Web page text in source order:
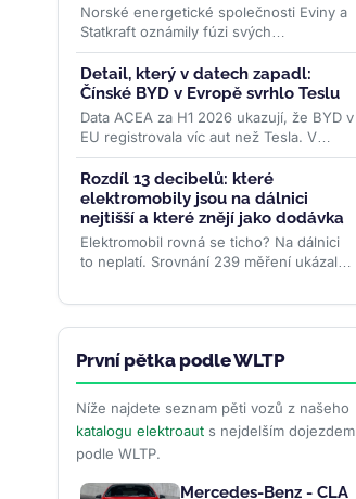
Norské energetické společnosti Eviny a
Statkraft oznámily fúzi svých
rychlodobíjecích sítí. Spojený podnik
Eviny Elektrifisering bude mít...>>
Detail, který v datech zapadl:
Čínské BYD v Evropě svrhlo Teslu
Data ACEA za H1 2026 ukazují, že BYD v
EU registrovala víc aut než Tesla. V
samotném červnu se ale karta obrátila –
rozhodly ceny paliv i...>>
Rozdíl 13 decibelů: které
elektromobily jsou na dálnici
nejtišší a které znějí jako dodávka
Elektromobil rovná se ticho? Na dálnici
to neplatí. Srovnání 239 měření ukázalo
nejhlučnějším...>>
První pětka podle WLTP
Níže najdete seznam pěti vozů z našeho
katalogu elektroauts nejdelším dojezdem
podle WLTP.
Mercedes-Benz - CLA